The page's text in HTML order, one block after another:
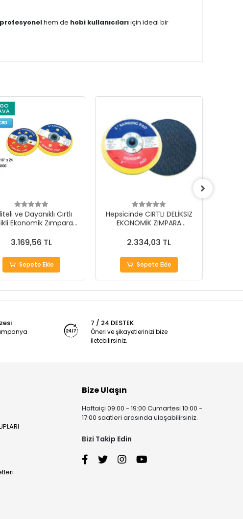
profesyonelhem de hobi kullanıcılarıiçin ideal bir
ve Dayanıklı Cırtlı
Ekonomik Zımpara
3.169,56 TL
Sepete Ekle
Hepsicinde CIRTLI DELİKSİZ
EKONOMİK ZIMPARA
2.334,03 TL
Sepete Ekle
7 / 24 DESTEK
Öneri ve şikayetlerinizi bize
iletebilirsiniz.
Bize Ulaşın
Haftaiçi 09:00 - 19:00 Cumartesi 10:00 -
17:00 saatleri arasında ulaşabilirsiniz.
Bizi Takip Edin